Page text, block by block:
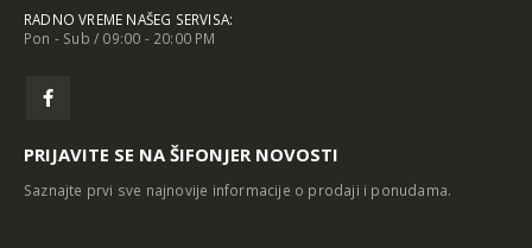
RADNO VREME NAŠEG SERVISA:
Pon - Sub / 09:00 - 20:00 PM
PRIJAVITE SE NA ŠIFONJER NOVOSTI
Saznajte prvi sve najnovije informacije o prodaji i ponudama.